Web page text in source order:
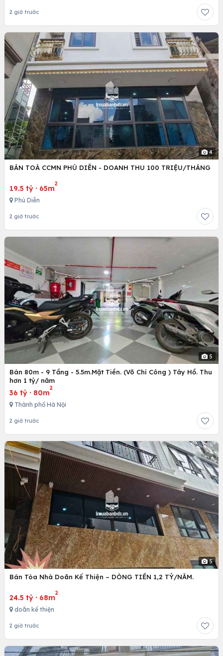
2 giờ trước
4
BÁN TOÀ CCMN PHÚ DIỄN - DOANH THU 100 TRIỆU/THÁNG
19.5 tỷ · 65m
2
Phú Diễn
2 giờ trước
5
Bán 80m - 9 Tầng - 5.5m.Mặt Tiền. (Võ Chí Công ) Tây Hồ. Thu
hơn 1 tỷ/ năm
36 tỷ · 80m
2
Thành phố Hà Nội
2 giờ trước
5
Bán Tòa Nhà Doãn Kế Thiện – DÒNG TIỀN 1,2 TỶ/NĂM.
24.5 tỷ · 68m
2
doãn kế thiện
2 giờ trước